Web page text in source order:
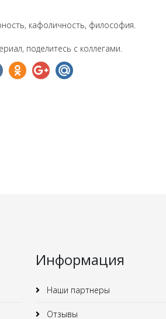
кафоличность, философия.
поделитесь с коллегами.
Информация
Наши партнеры
Отзывы